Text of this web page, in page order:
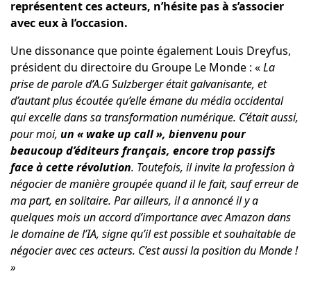
représentent ces acteurs, n’hésite pas à s’associer
avec eux à l’occasion.
Une dissonance que pointe également Louis Dreyfus,
président du directoire du Groupe Le Monde : «La
prise de parole d’A.G Sulzberger était galvanisante, et
d’autant plus écoutée qu’elle émane du média occidental
qui excelle dans sa transformation numérique. C’était aussi,
pour moi, un « wake up call», bienvenu pour
beaucoup d’éditeurs français, encore trop passifs
face à cette révolution. Toutefois, il invite la profession à
négocier de manière groupée quand il le fait, sauf erreur de
ma part, en solitaire. Par ailleurs, il a annoncé il y a
quelques mois un accord d’importance avec Amazon dans
le domaine de l’IA, signe qu’il est possible et souhaitable de
négocier avec ces acteurs. C’est aussi la position du Monde !
»